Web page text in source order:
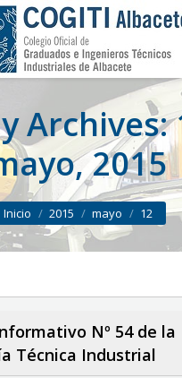
Archives:
2015
Inicio 2015 mayo 12
Nº 54 de la
Técnica Industrial